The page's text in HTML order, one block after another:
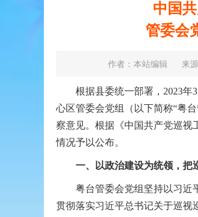
中国
管委会
作者：本站编辑 来
根据县委统一部署，2023年3
心区管委会党组（以下简称“粤
察意见。根据《中国共产党巡视
情况予以公布。
一、以政治建设为统领，把
粤台管委会党组坚持以习近平
贯彻落实习近平总书记关于巡视
翁源县高